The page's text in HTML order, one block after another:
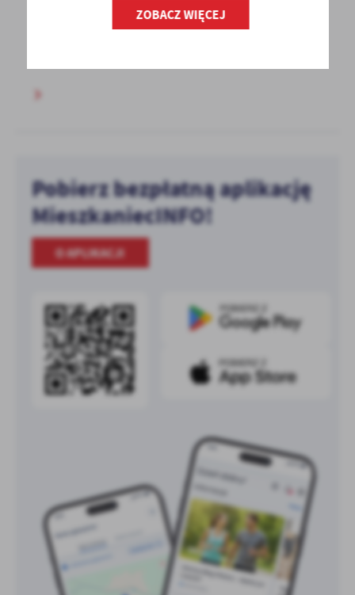
W załączniku zawiadomienie o zakończeniu
postępowania w sprawie ustalenia lokalizacji
Pobierz bezpłatną aplikację
MieszkaniecINFO!
O APLIKACJI
ZOBACZ WIĘCEJ